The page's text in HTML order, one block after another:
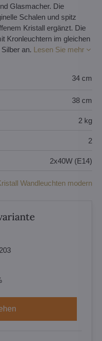
Glasmacher. Die
Schalen und spitz
Kristall ergänzt. Die
Kronleuchtern im gleichen
an. Lesen Sie mehr
34 cm
38 cm
2 kg
2
2x40W (E14)
Wandleuchten modern